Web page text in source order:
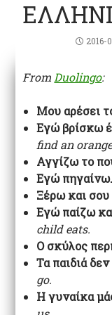
2016-
FromDuolingo:
Μου αρέσει
Εγώ βρίσκω
find an
Αγγίζω το
Εγώ πηγαίνω.
Ξέρω και
Εγώ παίζω
child eats.
Ο σκύλος
Τα παιδιά
go.
Η γυναίκα